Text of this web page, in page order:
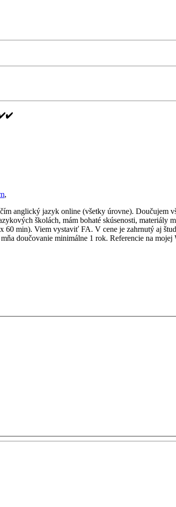
,
anglický jazyk online (všetky úrovne). Doučujem
školách, mám bohaté skúsenosti, materiály
min). Viem vystaviť FA. V cene je zahrnutý aj
doučovanie minimálne 1 rok. Referencie na mojej